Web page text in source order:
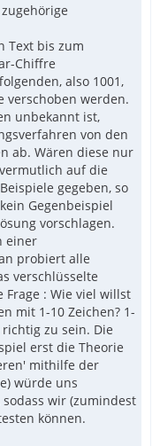
Text bis zum
Chiffre
also 1001,
verschoben werden.
unbekannt ist,
von den
ab. Wären diese nur
auf die
gegeben, so
Gegenbeispiel
vorschlagen.
einer
probiert alle
verschlüsselte
: Wie viel willst
mit 1-10 Zeichen? 1-
richtig zu sein. Die
erst die Theorie
mithilfe der
würde uns
wir (zumindest
können.